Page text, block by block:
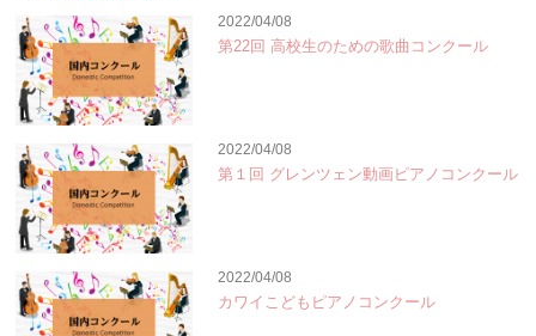
2022/04/08
第22回 高校生のための歌曲コンクール
2022/04/08
第１回 グレンツェン動画ピアノコンクール
2022/04/08
カワイこどもピアノコンクール